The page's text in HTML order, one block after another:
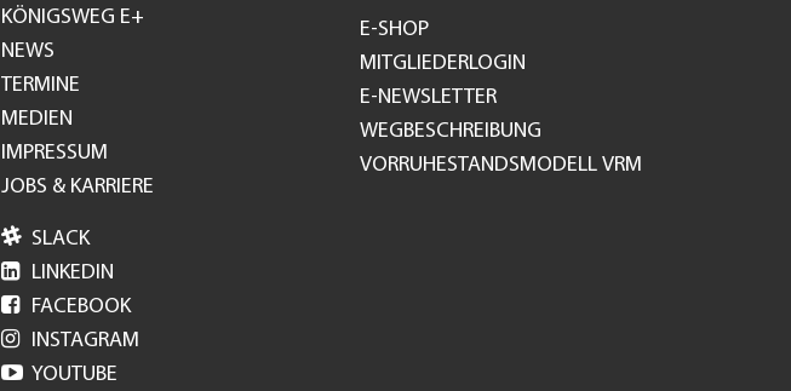
Footer
GH
KÖNIGSWEG E+
NEWS
TERMINE
MEDIEN
IMPRESSUM
JOBS & KARRIERE
E-SHOP
MITGLIEDERLOGIN
E-NEWSLETTER
WEGBESCHREIBUNG
VORRUHESTANDSMODELL VRM
 SLACK
 LINKEDIN
 FACEBOOK
 INSTAGRAM
 YOUTUBE